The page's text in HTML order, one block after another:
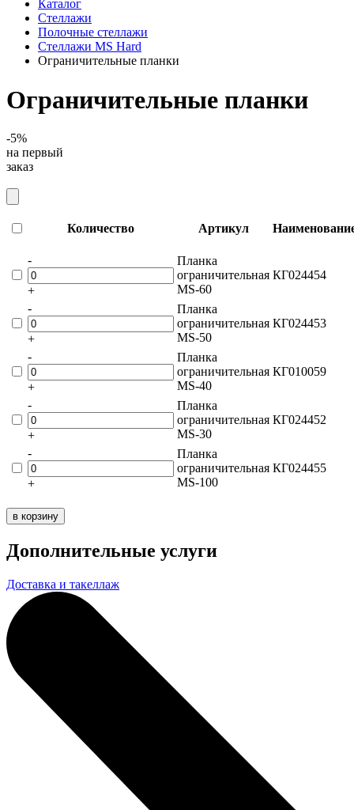
Каталог
Стеллажи
Полочные стеллажи
Стеллажи MS Hard
Ограничительные планки
Ограничительные планки
-5%
на первый
заказ
Количество Артикул
-
+
Планка
ограничительная
MS-60
КГ024454
-
+
Планка
ограничительная
MS-50
КГ024453
-
+
Планка
ограничительная
MS-40
КГ010059
-
+
Планка
ограничительная
MS-30
КГ024452
-
+
Планка
ограничительная
MS-100
КГ024455
в корзину
Дополнительные услуги
Доставка и такеллаж